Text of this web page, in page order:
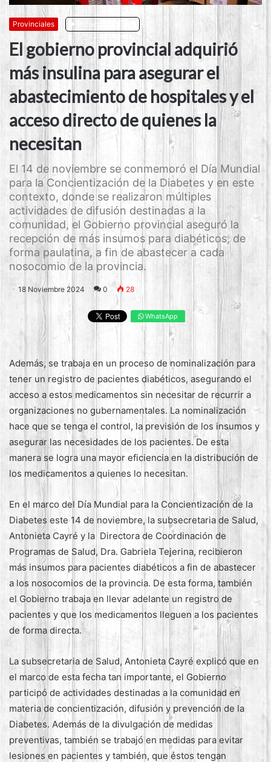
Provinciales Escuchar artículo
El gobierno provincial adquirió
más insulina para asegurar el
abastecimiento de hospitales y el
acceso directo de quienes la
necesitan
El 14 de noviembre se conmemoró el Día Mundial
para la Concientización de la Diabetes y en este
contexto, donde se realizaron múltiples
actividades de difusión destinadas a la
comunidad, el Gobierno provincial aseguró la
recepción de más insumos para diabéticos, de
forma paulatina, a fin de abastecer a cada
nosocomio de la provincia.
18 Noviembre 2024 0 28
WhatsApp
Además, se trabaja en un proceso de nominalización para
tener un registro de pacientes diabéticos, asegurando el
acceso a estos medicamentos sin necesitar de recurrir a
organizaciones no gubernamentales. La nominalización
hace que se tenga el control, la previsión de los insumos y
asegurar las necesidades de los pacientes. De esta
manera se logra una mayor eficiencia en la distribución de
los medicamentos a quienes lo necesitan.
En el marco del Día Mundial para la Concientización de la
Diabetes este 14 de noviembre, la subsecretaria de Salud,
Antonieta Cayré y la Directora de Coordinación de
Programas de Salud, Dra. Gabriela Tejerina, recibieron
más insumos para pacientes diabéticos a fin de abastecer
a los nosocomios de la provincia. De esta forma, también
el Gobierno trabaja en llevar adelante un registro de
pacientes y que los medicamentos lleguen a los pacientes
de forma directa.
La subsecretaria de Salud, Antonieta Cayré explicó que en
el marco de esta fecha tan importante, el Gobierno
participó de actividades destinadas a la comunidad en
materia de concientización, difusión y prevención de la
Diabetes. Además de la divulgación de medidas
preventivas, también se trabajó en medidas para evitar
lesiones en pacientes y también, que éstos tengan